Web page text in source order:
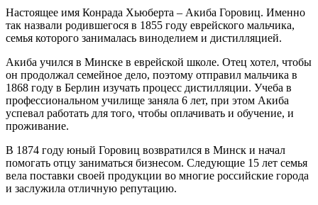
Настоящее имя Конрада Хьюберта – Акиба Горовиц. Именно
так назвали родившегося в 1855 году еврейского мальчика,
семья которого занималась виноделием и дистилляцией.
Акиба учился в Минске в еврейской школе. Отец хотел, чтобы
он продолжал семейное дело, поэтому отправил мальчика в
1868 году в Берлин изучать процесс дистилляции. Учеба в
профессиональном училище заняла 6 лет, при этом Акиба
успевал работать для того, чтобы оплачивать и обучение, и
проживание.
В 1874 году юный Горовиц возвратился в Минск и начал
помогать отцу заниматься бизнесом. Следующие 15 лет семья
вела поставки своей продукции во многие российские города
и заслужила отличную репутацию.